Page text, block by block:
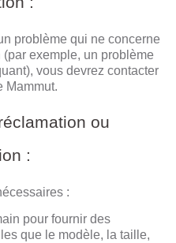
problème qui ne concerne
exemple, un problème
vous devrez contacter
Mammut.
ou
:
:
pour fournir des
que le modèle, la taille,